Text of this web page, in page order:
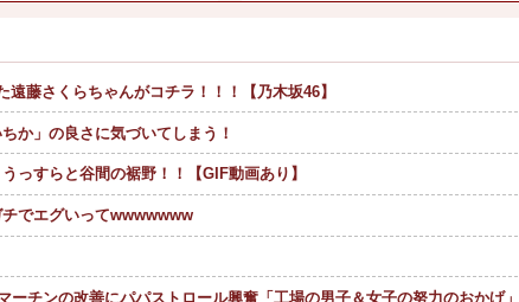
痛とおう吐と下痢が止...
結果・・・・
【朗報】高市首相、爆乳化！！！ サナ
韓国人「韓国で行われた日本に対する
藤さくらちゃんがコチラ！！！【乃木坂46】
か」の良さに気づいてしまう！
っすらと谷間の裾野！！【GIF動画あり】
でエグいってwwwwwww
ーチンの改善にパパストロール興奮「工場の男子＆女子の努力のおかげ」